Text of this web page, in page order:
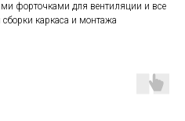
форточками для вентиляции и все
каркаса и монтажа